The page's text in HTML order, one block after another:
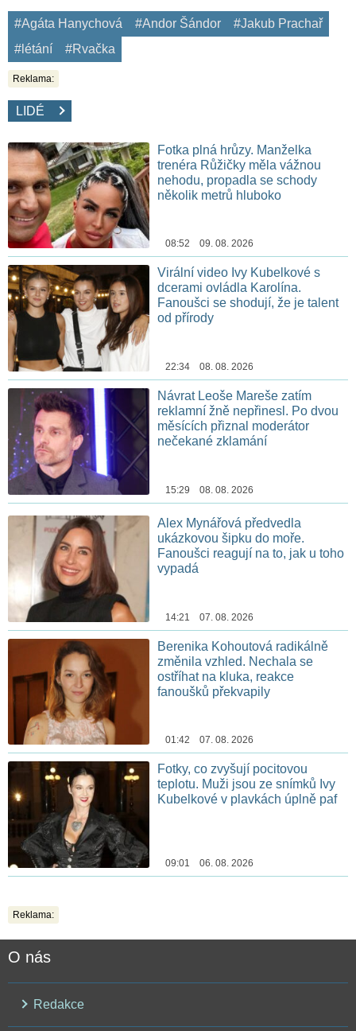
#Agáta Hanychová #Andor Šándor
#Jakub Prachař
#létání
#Rvačka
Reklama:
LIDÉ
Fotka plná hrůzy. Manželka
trenéra Růžičky měla vážnou
nehodu, propadla se schody
několik metrů hluboko
08:52 09. 08. 2026
Virální video Ivy Kubelkové s
dcerami ovládla Karolína.
Fanoušci se shodují, že je talent
od přírody
22:34 08. 08. 2026
Návrat Leoše Mareše zatím
reklamní žně nepřinesl. Po dvou
měsících přiznal moderátor
nečekané zklamání
15:29 08. 08. 2026
Alex Mynářová předvedla
ukázkovou šipku do moře.
Fanoušci reagují na to, jak u toho
vypadá
14:21 07. 08. 2026
Berenika Kohoutová radikálně
změnila vzhled. Nechala se
ostříhat na kluka, reakce
fanoušků překvapily
01:42 07. 08. 2026
Fotky, co zvyšují pocitovou
teplotu. Muži jsou ze snímků Ivy
Kubelkové v plavkách úplně paf
09:01 06. 08. 2026
Reklama:
O nás
Redakce